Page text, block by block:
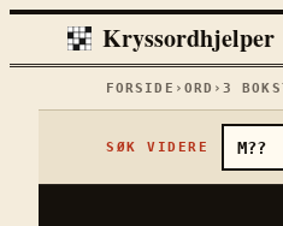
Kryssordhjelper
FORSIDE › ORD ›3
SØK VIDERE